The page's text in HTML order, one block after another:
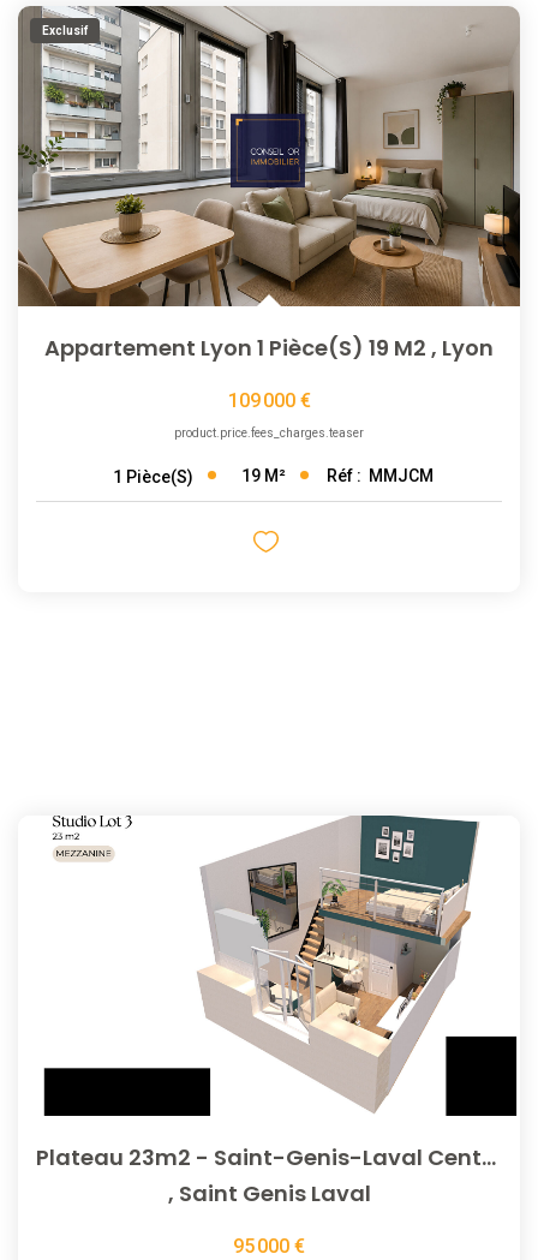
Exclusif
Appartement Lyon 1 Pièce(s) 19 M2 , Lyon
109 000 €
product.price.fees_charges.teaser
1 Pièce(s) 19 M² Réf : MMJCM
Plateau 23m2 - Saint-Genis-Laval Centre
, Saint Genis Laval
95 000 €